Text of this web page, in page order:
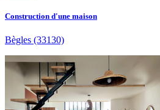
Construction d'une maison
Bègles (33130)